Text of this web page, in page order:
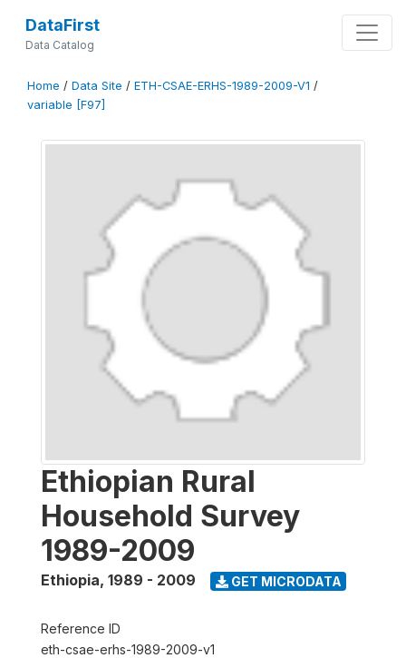
DataFirst
Data Catalog
Home / Data Site / ETH-CSAE-ERHS-1989-2009-V1 /
variable [F97]
Ethiopian Rural
Household Survey
1989-2009
Ethiopia, 1989 - 2009 GET MICRODATA
Reference ID
eth-csae-erhs-1989-2009-v1